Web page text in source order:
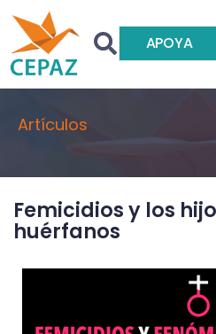
APOYA
Artículos
Femicidios y los
huérfanos